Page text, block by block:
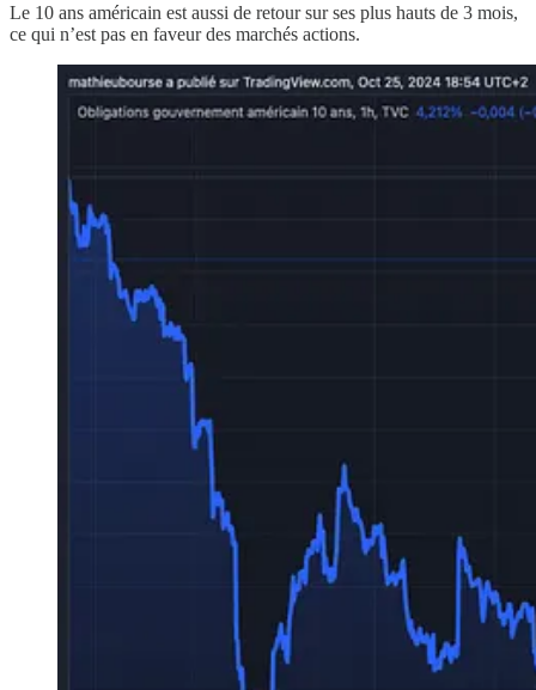
Le 10 ans américain est aussi de retour sur ses plus hauts de 3 mois,
ce qui n’est pas en faveur des marchés actions.